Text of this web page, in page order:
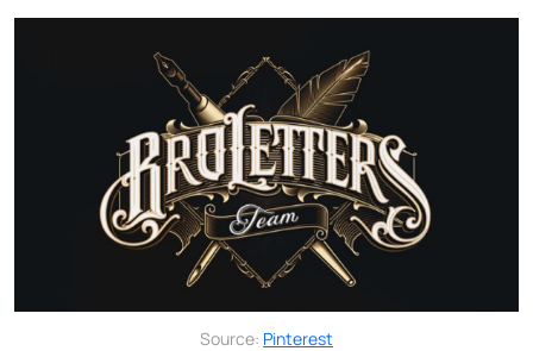
Source: Pinterest